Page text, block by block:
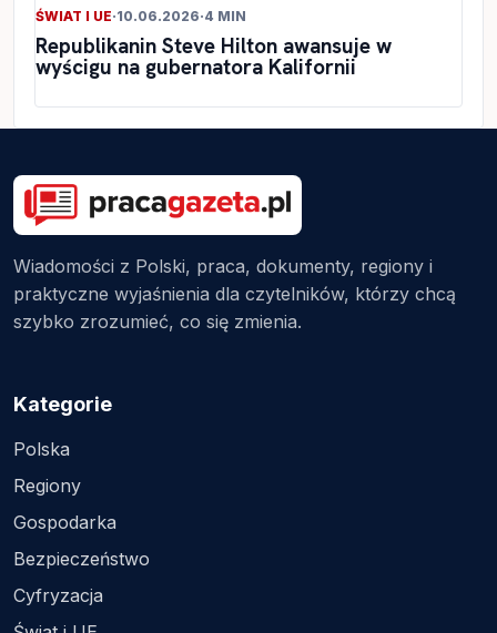
ŚWIAT I UE·10.06.2026·4 MIN
Republikanin Steve Hilton awansuje w
wyścigu na gubernatora Kalifornii
Wiadomości z Polski, praca, dokumenty, regiony i
praktyczne wyjaśnienia dla czytelników, którzy chcą
szybko zrozumieć, co się zmienia.
Kategorie
Polska
Regiony
Gospodarka
Bezpieczeństwo
Cyfryzacja